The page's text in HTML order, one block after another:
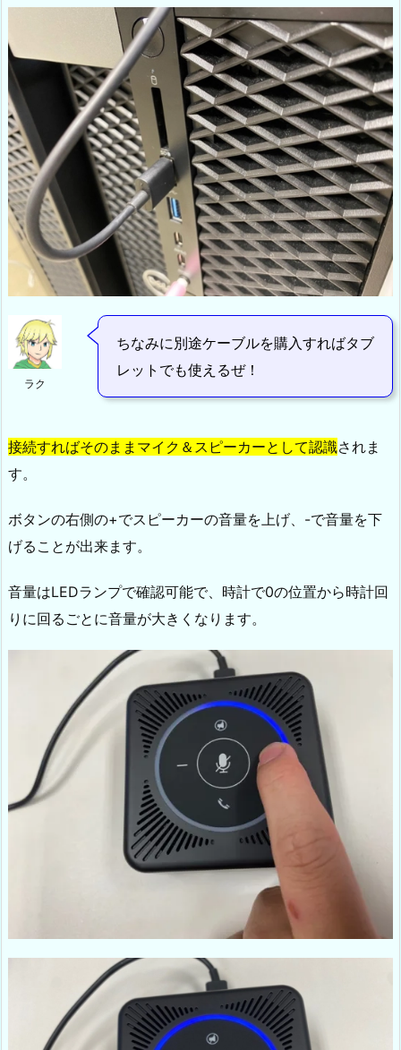
ラク
ちなみに別途ケーブルを購入すればタブ
レットでも使えるぜ！
接続すればそのままマイク＆スピーカーとして認識されま
す。
ボタンの右側の+でスピーカーの音量を上げ、-で音量を下
げることが出来ます。
音量はLEDランプで確認可能で、時計で0の位置から時計回
りに回るごとに音量が大きくなります。